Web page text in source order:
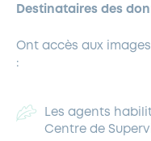
Destinataires des
Ont accès aux
:
Les agents
Centre de